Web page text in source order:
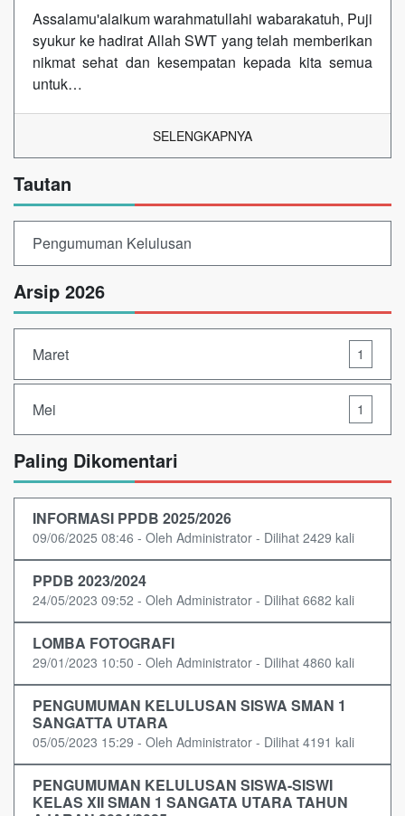
Assalamu'alaikum warahmatullahi wabarakatuh, Puji
syukur ke hadirat Allah SWT yang telah memberikan
nikmat sehat dan kesempatan kepada kita semua
untuk…
SELENGKAPNYA
Tautan
Pengumuman Kelulusan
Arsip 2026
Maret 1
Mei 1
Paling Dikomentari
INFORMASI PPDB 2025/2026
09/06/2025 08:46 - Oleh Administrator - Dilihat 2429 kali
PPDB 2023/2024
24/05/2023 09:52 - Oleh Administrator - Dilihat 6682 kali
LOMBA FOTOGRAFI
29/01/2023 10:50 - Oleh Administrator - Dilihat 4860 kali
PENGUMUMAN KELULUSAN SISWA SMAN 1
SANGATTA UTARA
05/05/2023 15:29 - Oleh Administrator - Dilihat 4191 kali
PENGUMUMAN KELULUSAN SISWA-SISWI
KELAS XII SMAN 1 SANGATA UTARA TAHUN